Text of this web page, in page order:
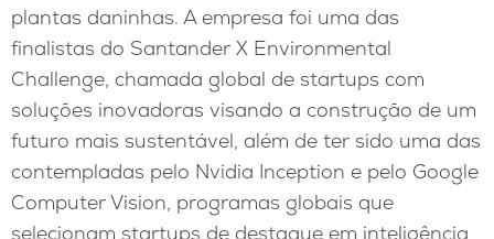
plantas daninhas. A empresa foi uma das
finalistas do Santander X Environmental
Challenge, chamada global de startups com
soluções inovadoras visando a construção de um
futuro mais sustentável, além de ter sido uma das
contempladas pelo Nvidia Inception e pelo Google
Computer Vision, programas globais que
selecionam startups de destaque em inteligência